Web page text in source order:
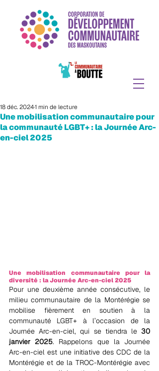
Une mobilisation communautaire pour
la communauté LGBT+ : la Journée Arc-
en-ciel 2025
18 déc. 20241 min de lecture
Une mobilisation communautaire pour la
diversité : la Journée Arc-en-ciel 2025
Pour une deuxième année consécutive, le
milieu communautaire de la Montérégie se
mobilise fièrement en soutien à la
communauté LGBT+ à l’occasion de la
Journée Arc-en-ciel, qui se tiendra le 30
janvier 2025. Rappelons que la Journée
Arc-en-ciel est une initiative des CDC de la
Montérégie et de la TROC-Montérégie avec